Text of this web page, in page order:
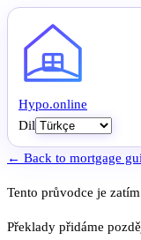
Hypo.online
Dil
← Back to mortgage
Tento průvodce je
Překlady přidáme